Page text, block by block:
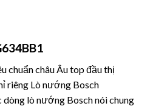
chuẩn châu Âu top đầu thị
riêng Lò nướng Bosch
dòng lò nướng Boschnói chung